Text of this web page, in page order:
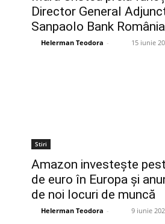
Director General
Sanpaolo Bank România
Helerman Teodora - 15 iunie
Stiri
Amazon investește
de euro în Europa și
de noi locuri de muncă
Helerman Teodora - 9 iunie